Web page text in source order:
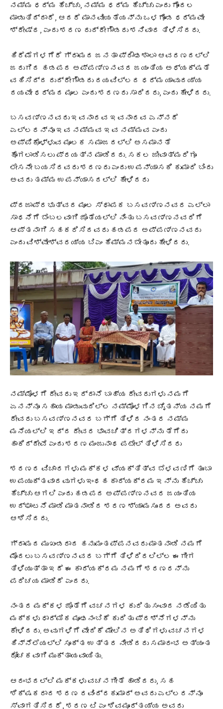
ನಮ್ಮ ಧರ್ಮ ಹೆಚ್ಚು, ನಮ್ಮ ಧರ್ಮ ಹೆಚ್ಚು ಎಂದು ಗೊಂದಲ
ಮಾಡುತಿದ್ದಾರೆ, ಆದರೆ ಮಾನವೀಯತೆಯನ್ನು ಒಳಗೊಂಡ ಧರ್ಮವೇ
ಶ್ರೇಷ್ಠ, ಎಂದು ಶರಣ ರುದ್ರೇಗೌಡರು ಶನಿವಾರ ತಿಳಿಸಿದರು.
ಹಿರೆಮೆಗಳಗೆರೆ ಗ್ರಾಮದ ಜನತಾ ಪ್ರೌಢಶಾಲಾ ಆವರಣದಲ್ಲಿ
ಜರುಗಿದ ಹಡಪದ ಅಪ್ಪಣ್ಣನವರ ಜಯಂತಿಯ ಅಧ್ಯಕ್ಷತೆ
ವಹಿಸಿದ್ದ ರುದ್ರೇಗೌಡರು ದಯವಿಲ್ಲದ ಧರ್ಮ ಯಾವುದಯ್ಯ
ದಯವೇ ಧರ್ಮದ ಮೂಲ ಎಂದು ಶರಣರು ಸಾರಿದರು, ಎಂದು ಹೇಳಿದರು.
ಬಸವಣ್ಣನವರು ಇವನಾರವ ಇವನಾರವ ಎನ್ನದೆ
ಎಲ್ಲರನ್ನೂ ಇವ ನಮ್ಮವ ಇವ ನಮ್ಮವ ಎಂದು
ಅಪ್ಪಿಕೊಳ್ಳುವ ಮೂಲಕ ಸಮಾಜದಲ್ಲಿ ಅಸಮಾನತೆ
ಹೊಗಲಾಡಿಸಲು ಪ್ರಯತ್ನ ಮಾಡಿದರು. ಸಕಲ ಜೀವಾತ್ಮರಿಗೂ
ಲೇಸನೇ ಬಯಸಿದವರು ಶರಣರು ಎಂದು ಉಪನ್ಯಾಸಕಿ ಕುಮಾರಿ ಬಿಂದು
ಅವರು ತಮ್ಮ ಉಪನ್ಯಾಸದಲ್ಲಿ ಹೇಳಿದರು
ಪ್ರಜಾಪ್ರಭುತ್ವದ ಮೂಲ ಸ್ಥಾಪಕ ಬಸವಣ್ಣನವರ ಎಲ್ಲಾ
ಸಾಧನೆಗೆ ಬೆಂಬಲವಾಗಿ ಜೊತೆಯಲ್ಲಿ ನಿಂತು ಬಸವಣ್ಣನವರಿಗೆ
ಆಪ್ತನಾಗಿ ಸಹಕರಿಸಿದವರು ಹಡಪದ ಅಪ್ಪಣ್ಣನವರು
ಎಂದು ವಿಶ್ವೇಶ್ವರಯ್ಯ ಬಿಎಂ ಹೆಮ್ಮನಬೇತೂರು ಹೇಳಿದರು.
ನಮ್ಮೊಳಗೆ ದೇವರು ಇದ್ದಾನೆ ಬಾಹ್ಯ ದೇವರುಗಳು ನಮಗೆ
ಏನನ್ನೂ ಸಹಾಯ ಮಾಡುವುದಿಲ್ಲ ನಮ್ಮೊಳಗಿನ ಚೈತನ್ಯ ನಮಗೆ
ದೇವರು ಬಸವಣ್ಣನವರ ಬಗ್ಗೆ ತಿಳಿದ ನಂತರ ನಮ್ಮ
ಮನೆಯಲ್ಲಿ ಇದ್ದ ದೇವರ ಭಾವಚಿತ್ರಗಳನ್ನು ತೆಗೆದು
ಹಾಕಿದ್ದೇವೆ ಎಂದು ಶರಣ ಮಂಜುನಾಥ ಪಟೇಲ್ ತಿಳಿಸಿದರು
ಶರಣರ ವಿಚಾರಗಳು ಮಕ್ಕಳ ವ್ಯಕ್ತಿತ್ವ ಬೆಳವಣಿಗೆ ತುಂಬಾ
ಉಪಯುಕ್ತವಾದವುಗಳು ಇಂಥಹ ಕಾರ್ಯಕ್ರಮ ಇನ್ನು ಹೆಚ್ಚು
ಹೆಚ್ಚು ಆಗಲಿ ಎಂದು ಹಡಪದ ಅಪ್ಪಣ್ಣನವರ ಜಯಂತಿಯ
ಉದ್ಘಾಟನೆ ಮಾಡಿ ಮಾತನಾಡಿದ ಶರಣ ಶ್ಯಾಮಸುಂದರ ಅವರು
ಆಶಿಸಿದರು.
ಗ್ರಾಮದ ಮುಖಂಡರಾದ ಹನುಮಂತಪ್ಪನವರು ಮಾತನಾಡಿ ನಮಗೆ
ಮೊದಲು ಬಸವಣ್ಣನವರ ಬಗ್ಗೆ ತಿಳಿದಿರಲಿಲ್ಲ ಈಗೀಗ
ತಿಳಿಯುತ್ತಾ ಇದೆ ಈ ಕಾರ್ಯಕ್ರಮ ನಮಗೆ ಶರಣರನ್ನು
ಪರಿಚಯ ಮಾಡಿದೆ ಎಂದರು.
ನಂತರ ಮಕ್ಕಳ ಜೊತೆಗೆ ವಚನಗಳ ಕುರಿತು ಸಂವಾದ ನಡೆಯಿತು
ಮಕ್ಕಳು ಧಾರ್ಮಿಕ ಮೂಢನಂಬಿಕೆ ಕುರಿತು ಪ್ರಶ್ನೆಗಳನ್ನು
ಕೇಳಿದರು. ಅವುಗಳಿಗೆ ವೇದಿಕೆ ಮೇಲಿನ ಅತಿಥಿಗಳು ವಚನಗಳ
ಹಿನ್ನೆಲೆಯಲ್ಲಿ ಸೂಕ್ತ ಉತ್ತರ ನೀಡಿದರು ಸಮಾರಂಭ ಅತ್ಯಂತ
ರೋಚಕವಾಗಿ ಮುಕ್ತಾಯವಾಯಿತು.
ಆರಂಭದಲ್ಲಿ ಮಕ್ಕಳು ವಚನಗೀತೆ ಹಾಡಿದರು, ಸಹ
ಶಿಕ್ಷಕರಾದ ಶರಣ ರವಿಂದ್ರಕುಮಾರ್ ಅವರು ಎಲ್ಲರನ್ನೂ
ಸ್ವಾಗತಿಸಿದರೆ, ಶರಣ ಟಿ ಎಂ ಶಿವಮೂರ್ತಯ್ಯ ಅವರು